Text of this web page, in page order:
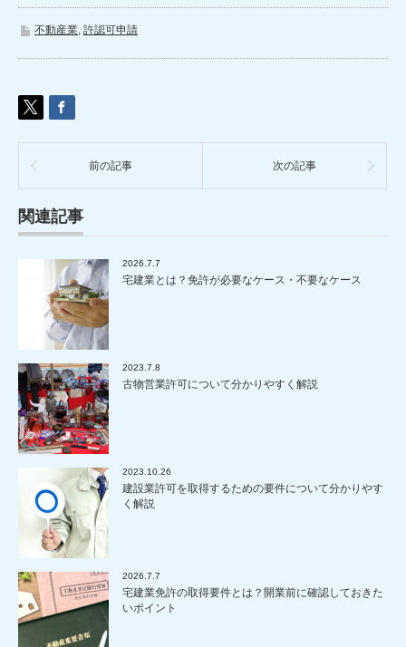
不動産業, 許認可申請
前の記事 次の記事
関連記事
2026.7.7
宅建業とは？免許が必要なケース・不要なケース
2023.7.8
古物営業許可について分かりやすく解説
2023.10.26
建設業許可を取得するための要件について分かりやす
く解説
2026.7.7
宅建業免許の取得要件とは？開業前に確認しておきた
いポイント